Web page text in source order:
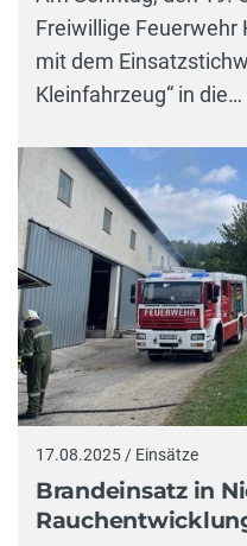
Freiwillige Feuerwehr
mit dem
Kleinfahrzeug“ in die…
17.08.2025 / Einsätze
Brandeinsatz in